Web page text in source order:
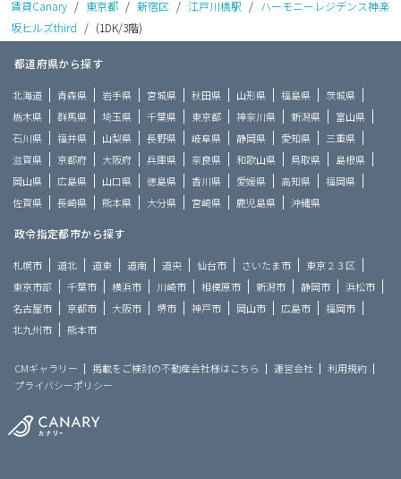
賃貸Canary / 東京都 / 新宿区 / 江戸川橋駅 / ハーモニーレジデンス神楽
坂ヒルズthird / (1DK/3階)
都道府県から探す
北海道 青森県 岩手県 宮城県 秋田県 山形県 福島県
茨城県
栃木県
群馬県 埼玉県 千葉県 東京都 神奈川県 新潟県
富山県
石川県
福井県 山梨県 長野県 岐阜県 静岡県 愛知県
三重県
滋賀県
京都府 大阪府 兵庫県 奈良県 和歌山県 鳥取県
島根県
岡山県
広島県 山口県 徳島県 香川県 愛媛県 高知県
福岡県
佐賀県
長崎県 熊本県 大分県 宮崎県 鹿児島県 沖縄県
政令指定都市から探す
札幌市 道北 道東 道南 道央 仙台市 さいたま市
東京２３区
東京市部
千葉市 横浜市 川崎市 相模原市 新潟市 静岡市
浜松市
名古屋市
京都市 大阪市 堺市 神戸市 岡山市 広島市
福岡市
北九州市
熊本市
CMギャラリー 掲載をご検討の不動産会社様はこちら 運営会社
利用規約
プライバシーポリシー